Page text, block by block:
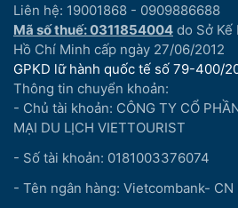
Liên hệ: 19001868 - 0909886688
Mã số thuế: 0311854004 do Sở Kế
Hồ Chí Minh cấp ngày 27/06/2012
GPKD lữ hành quốc tế số 79-400/
Thông tin chuyển khoản:
- Chủ tài khoản: CÔNG TY CỔ
MẠI DU LỊCH VIETTOURIST
- Số tài khoản: 0181003376074
- Tên ngân hàng: Vietcombank- CN